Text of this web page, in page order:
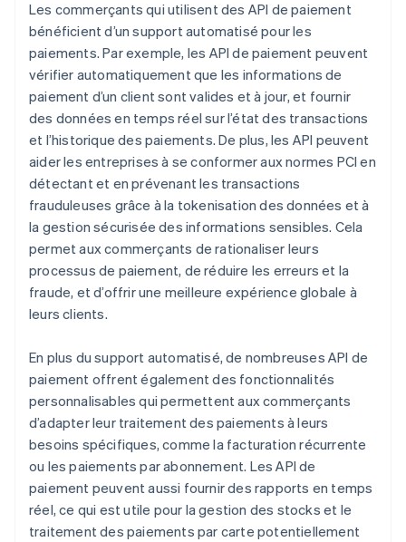
Les commerçants qui utilisent des API de paiement
bénéficient d’un support automatisé pour les
paiements. Par exemple, les API de paiement peuvent
vérifier automatiquement que les informations de
paiement d’un client sont valides et à jour, et fournir
des données en temps réel sur l’état des transactions
et l’historique des paiements. De plus, les API peuvent
aider les entreprises à se conformer aux normes PCI en
détectant et en prévenant les transactions
frauduleuses grâce à la tokenisation des données et à
la gestion sécurisée des informations sensibles. Cela
permet aux commerçants de rationaliser leurs
processus de paiement, de réduire les erreurs et la
fraude, et d’offrir une meilleure expérience globale à
leurs clients.
En plus du support automatisé, de nombreuses API de
paiement offrent également des fonctionnalités
personnalisables qui permettent aux commerçants
d’adapter leur traitement des paiements à leurs
besoins spécifiques, comme la facturation récurrente
ou les paiements par abonnement. Les API de
paiement peuvent aussi fournir des rapports en temps
réel, ce qui est utile pour la gestion des stocks et le
traitement des paiements par carte potentiellement